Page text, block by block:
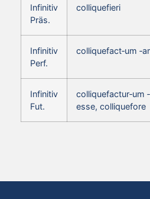
Infinitiv
Präs.
colliquefieri
Infinitiv
Perf.
colliquefact‑um
Infinitiv
Fut.
colliquefactur‑um
esse, colliquefore